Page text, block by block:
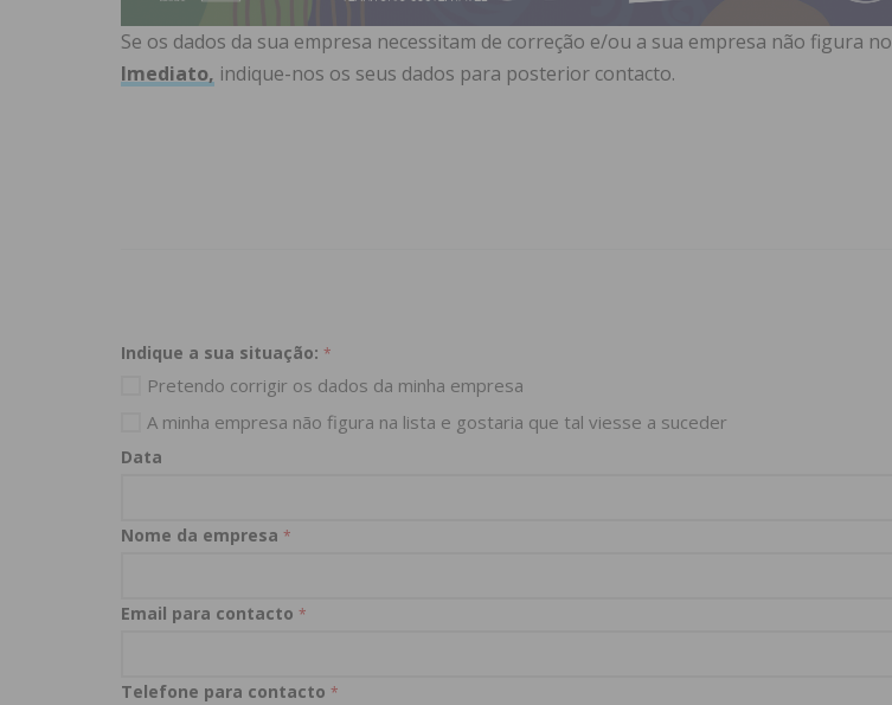
Se os dados da sua empresa necessitam de correção e/ou a sua empresa não figura no
Imediato, indique-nos os seus dados para posterior contacto.
Indique a sua situação: *
Pretendo corrigir os dados da minha empresa
A minha empresa não figura na lista e gostaria que tal viesse a suceder
Data
Nome da empresa *
Email para contacto *
Telefone para contacto *